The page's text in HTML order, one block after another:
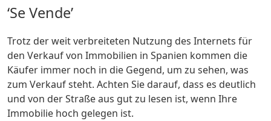
‘Se Vende’
Trotz der weit verbreiteten Nutzung des Internets für
den Verkauf von Immobilien in Spanien kommen die
Käufer immer noch in die Gegend, um zu sehen, was
zum Verkauf steht. Achten Sie darauf, dass es deutlich
und von der Straße aus gut zu lesen ist, wenn Ihre
Immobilie hoch gelegen ist.